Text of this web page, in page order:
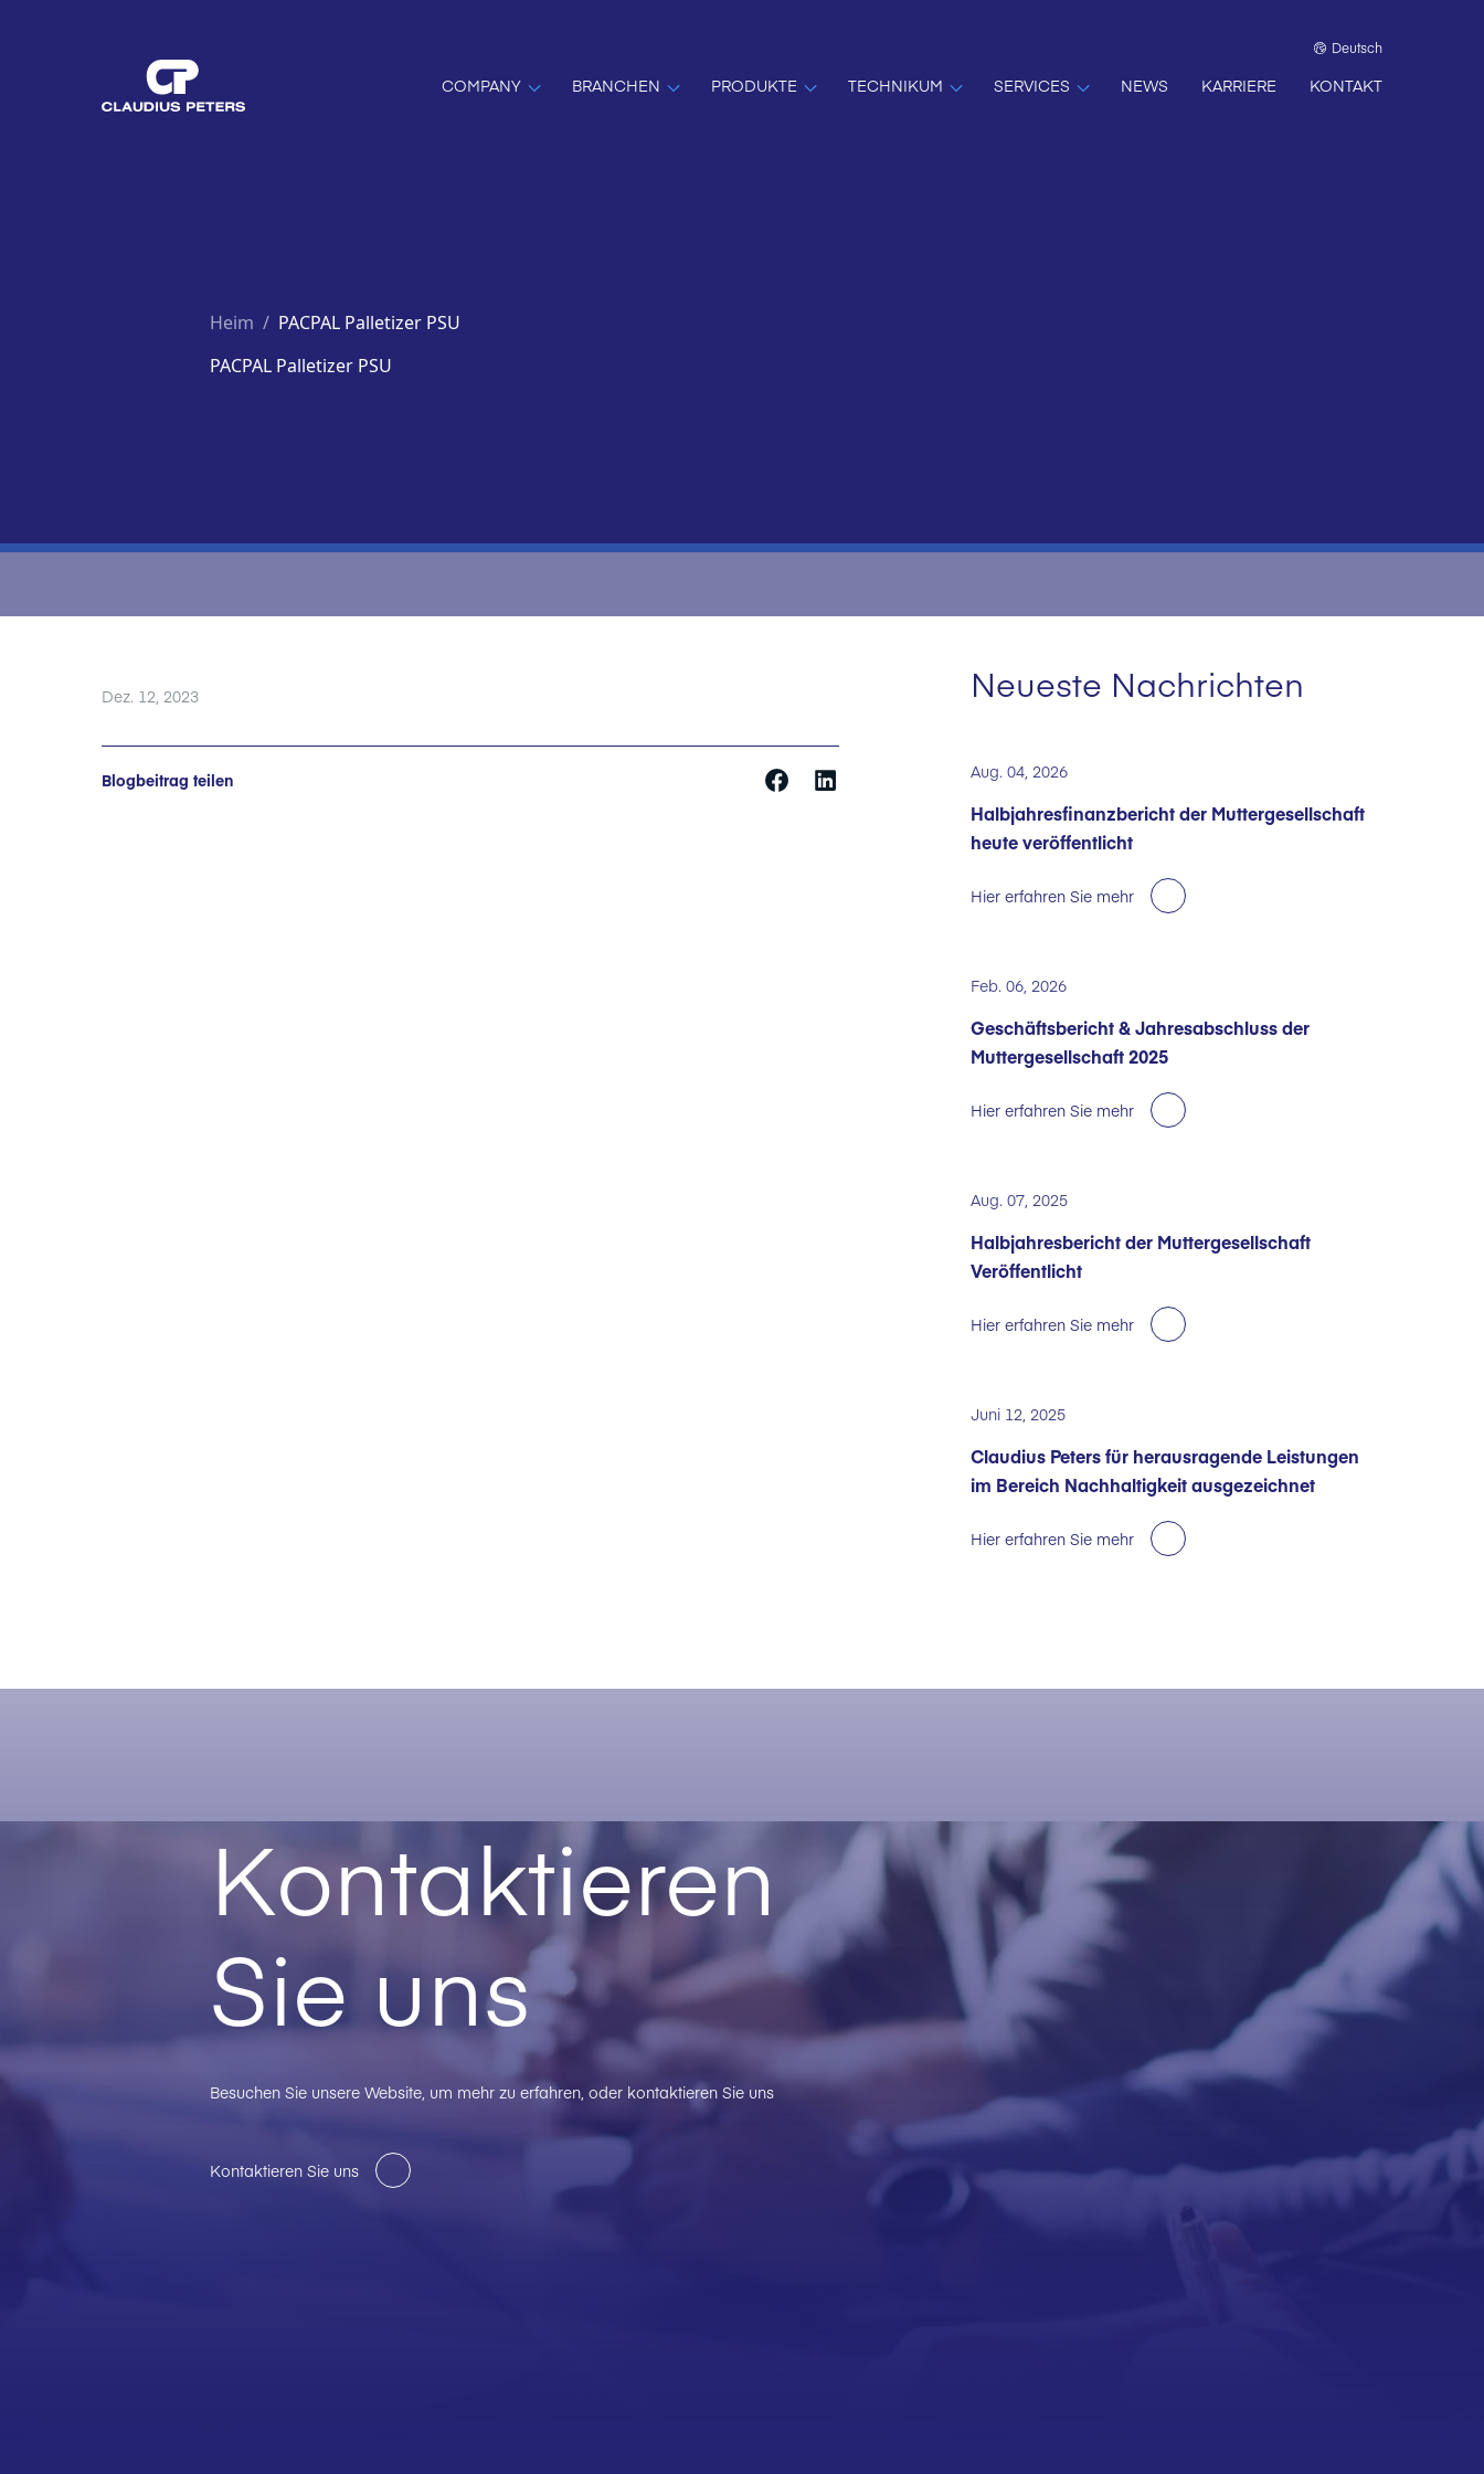
Deutsch
COMPANY BRANCHEN PRODUKTE TECHNIKUM SERVICES NEWS KARRIERE KONTAKT
Heim / PACPAL Palletizer PSU
PACPAL Palletizer PSU
Dez. 12, 2023
Blogbeitrag teilen
Neueste Nachrichten
Aug. 04, 2026
Halbjahresfinanzbericht der Muttergesellschaft
heute veröffentlicht
Hier erfahren Sie mehr
Feb. 06, 2026
Geschäftsbericht & Jahresabschluss der
Muttergesellschaft 2025
Hier erfahren Sie mehr
Aug. 07, 2025
Halbjahresbericht der Muttergesellschaft
Veröffentlicht
Hier erfahren Sie mehr
Juni 12, 2025
Claudius Peters für herausragende Leistungen
im Bereich Nachhaltigkeit ausgezeichnet
Hier erfahren Sie mehr
Kontaktieren
Sie uns
Besuchen Sie unsere Website, um mehr zu erfahren, oder kontaktieren Sie uns
Kontaktieren Sie uns